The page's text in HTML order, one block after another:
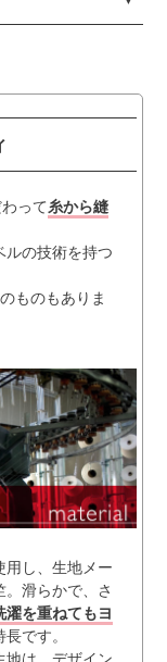
って糸から縫
ルの技術を持つ
ものもありま
用し、生地メー
滑らかで、さ
濯を重ねてもヨ
です。
地は、デザイン